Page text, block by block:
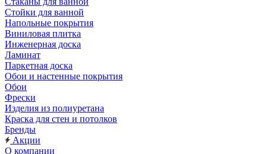
Стойки для ванной
Напольные покрытия
Виниловая плитка
Инженерная доска
Ламинат
Паркетная доска
Обои и настенные покрытия
Обои
Фрески
Изделия из полиуретана
Краска для стен и потолков
Бренды
Акции
О компании